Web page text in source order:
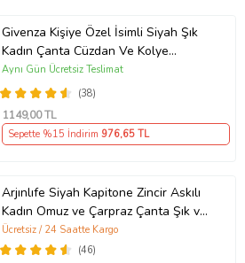
Givenza Kişiye Özel İsimli Siyah Şık
Kadın Çanta Cüzdan Ve Kolye
Hediyeli & Hediye Kutusu Seti
(D.Siyah)
(38)
Aynı Gün Ücretsiz Teslimat
1149,00 TL
Sepette %15 İndirim 976,65 TL
Arjınlıfe Siyah Kapitone Zincir Askılı
Kadın Omuz ve Çarpraz Çanta Şık ve
Günlük kullanım.
(46)
Ücretsiz / 24 Saatte Kargo